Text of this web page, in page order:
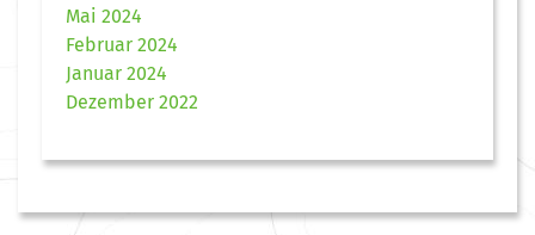
Mai 2024
Februar 2024
Januar 2024
Dezember 2022